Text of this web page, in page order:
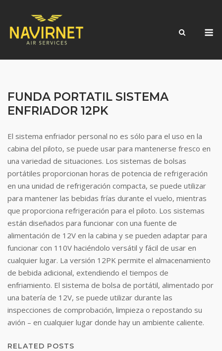
content
FUNDA PORTATIL SISTEMA
ENFRIADOR 12PK
El sistema enfriador personal no es sólo para el uso en la
cabina del piloto, se puede usar para mantenerse fresco en
una variedad de situaciones. Los sistemas de bolsas
portátiles proporcionan horas de potencia de refrigeración
en una unidad de refrigeración compacta, se puede utilizar
para mantener las bebidas frías durante el vuelo, mientras
que proporciona refrigeración para el piloto. Los sistemas
están diseñados para funcionar con una fuente de
alimentación de 12V en la cabina y se pueden adaptar para
funcionar con 110V haciéndolo versátil y fácil de usar en
cualquier lugar. La versión 12PK permite el almacenamiento
de bebida adicional, extendiendo el tiempos de
enfriamiento. El sistema de bolsa de portátil, alimentado por
una batería de 12V, se puede utilizar durante las
inspecciones de comprobación, limpieza o repostando su
avión – en cualquier lugar donde hay un ambiente caliente.
RELATED POSTS